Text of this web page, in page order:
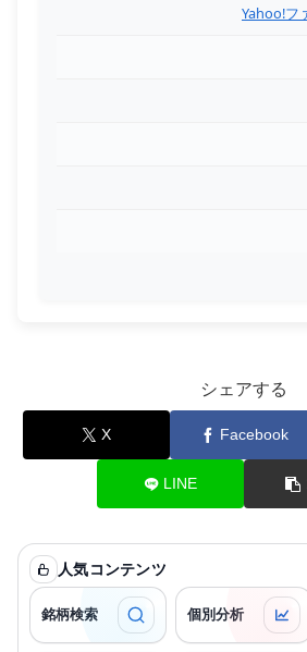
Yahoo!フ
シェアする
X Facebook
LINE
人気コンテンツ
銘柄検索 個別分析